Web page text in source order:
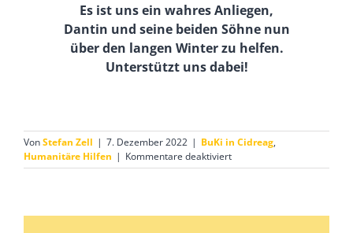
Es ist uns ein wahres Anliegen,
Dantin und seine beiden Söhne nun
über den langen Winter zu helfen.
Unterstützt uns dabei!
VonStefan Zell | 7. Dezember 2022 | BuKi in Cidreag,
Humanitäre Hilfen | Kommentare deaktiviertfür
Familiennothilfen